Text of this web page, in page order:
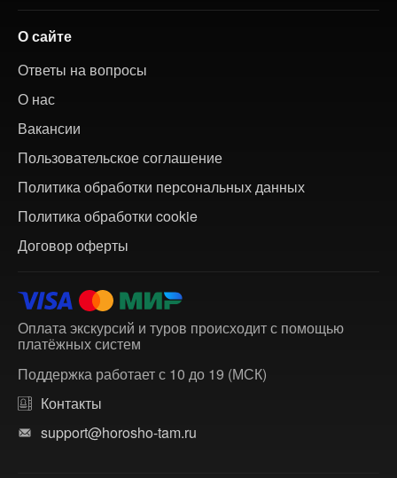
О сайте
Ответы на вопросы
О нас
Вакансии
Пользовательское соглашение
Политика обработки персональных данных
Политика обработки cookie
Договор оферты
Оплата экскурсий и туров происходит с помощью
платёжных систем
Поддержка работает с 10 до 19 (МСК)
Контакты
support@horosho-tam.ru